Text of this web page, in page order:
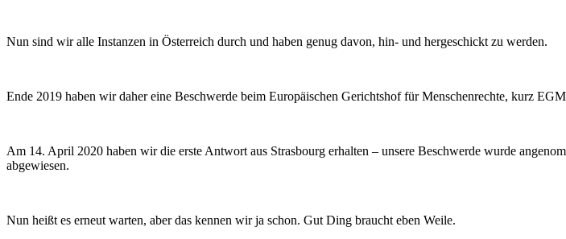
Nun sind wir alle Instanzen in Österreich durch und haben genug davon, hin- und hergeschickt zu werden.
Ende 2019 haben wir daher eine Beschwerde beim Europäischen Gerichtshof für Menschenrechte, kurz
Am 14. April 2020 haben wir die erste Antwort aus Strasbourg erhalten – unsere Beschwerde wurde
abgewiesen.
Nun heißt es erneut warten, aber das kennen wir ja schon. Gut Ding braucht eben Weile.